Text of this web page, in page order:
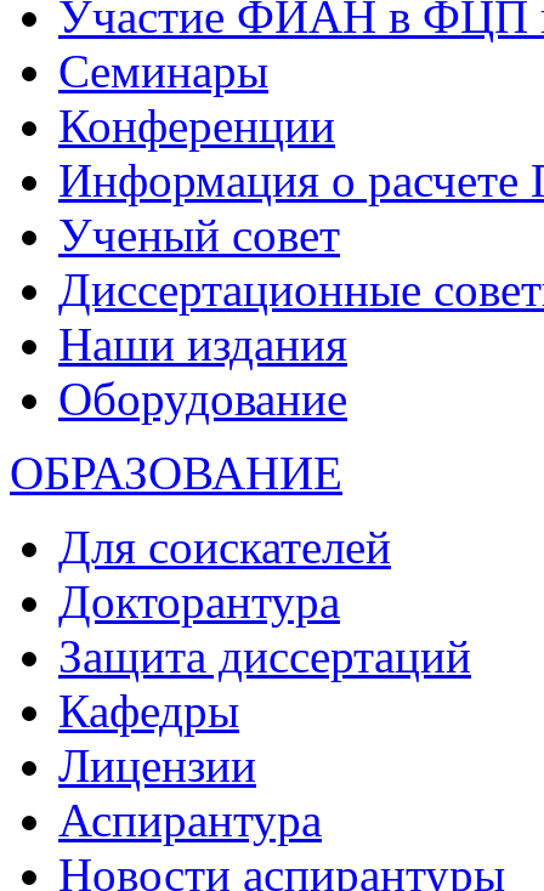
Участие ФИАН в ФЦП
Семинары
Конференции
Информация о
Ученый совет
Диссертационные
Наши издания
Оборудование
ОБРАЗОВАНИЕ
Для соискателей
Докторантура
Защита диссертаций
Кафедры
Лицензии
Аспирантура
Новости аспирантуры